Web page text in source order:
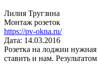
Лилия Тругзина
Монтаж розеток
https://pv-okna.ru/
Дата: 14.03.2016
Розетка на лоджии
ставить и нам.